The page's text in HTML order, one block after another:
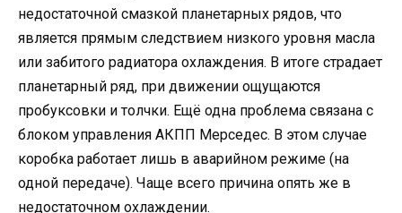
недостаточной смазкой планетарных рядов, что
является прямым следствием низкого уровня масла
или забитого радиатора охлаждения. В итоге страдает
планетарный ряд, при движении ощущаются
пробуксовки и толчки. Ещё одна проблема связана с
блоком управления АКПП Мерседес. В этом случае
коробка работает лишь в аварийном режиме (на
одной передаче). Чаще всего причина опять же в
недостаточном охлаждении.